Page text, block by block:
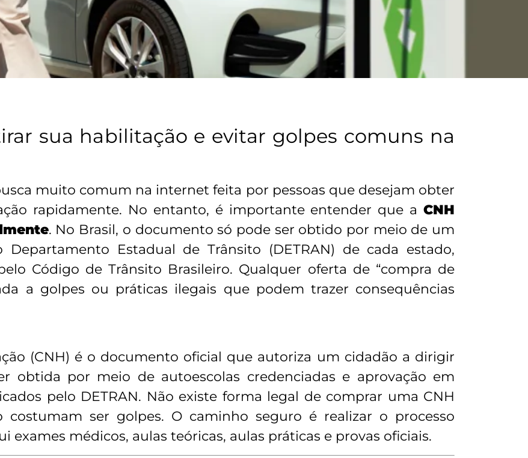
sua habilitação e evitar golpes comuns na
muito comum na internet feita por pessoas que desejam obter
rapidamente. No entanto, é importante entender que a CNH
. No Brasil, o documento só pode ser obtido por meio de um
Departamento Estadual de Trânsito (DETRAN) de cada estado,
Código de Trânsito Brasileiro. Qualquer oferta de “compra de
a golpes ou práticas ilegais que podem trazer consequências
(CNH) é o documento oficial que autoriza um cidadão a dirigir
obtida por meio de autoescolas credenciadas e aprovação em
pelo DETRAN. Não existe forma legal de comprar uma CNH
costumam ser golpes. O caminho seguro é realizar o processo
exames médicos, aulas teóricas, aulas práticas e provas oficiais.